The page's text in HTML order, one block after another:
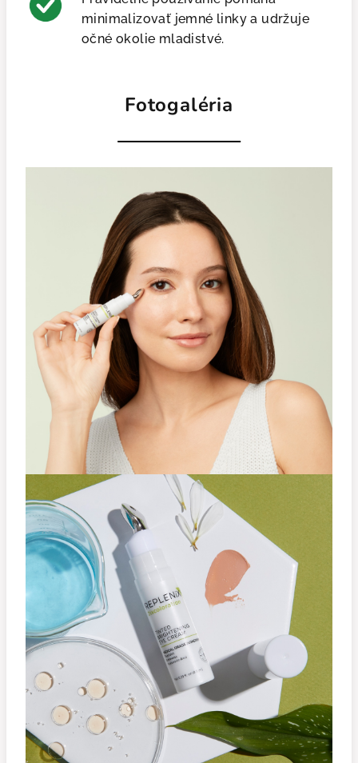
minimalizovať jemné linky a udržuje
očné okolie mladistvé.
Fotogaléria